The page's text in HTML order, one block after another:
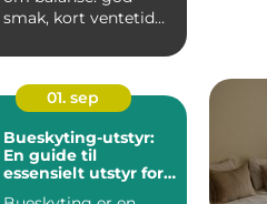
smak, kort ventetid
01. sep
Bueskyting-utstyr:
En guide til
essensielt utstyr for